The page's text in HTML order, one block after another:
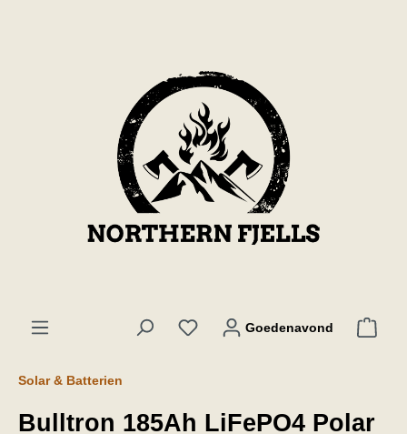
Goedenavond
Solar & Batterien
Bulltron 185Ah LiFePO4 Polar